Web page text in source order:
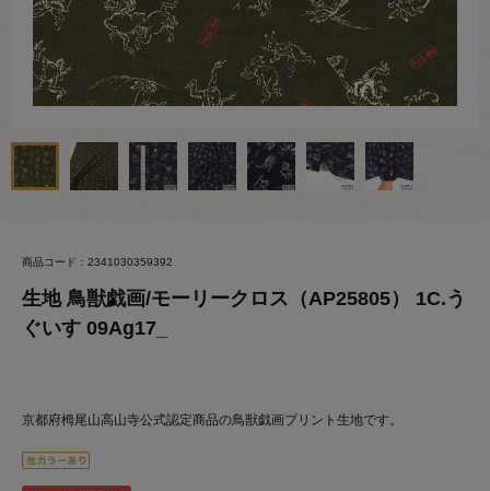
商品コード：2341030359392
生地 鳥獣戯画/モーリークロス（AP25805） 1C.う
ぐいす 09Ag17_
京都府栂尾山高山寺公式認定商品の鳥獣戯画プリント生地です。